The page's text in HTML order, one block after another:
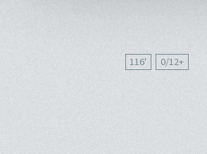
116' 0/12